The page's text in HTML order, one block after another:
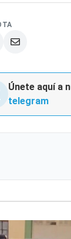
Únete aquí a
telegram